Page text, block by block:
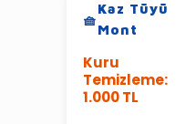
Kaz Tüyü
Mont
Kuru
Temizleme:
1.000 TL